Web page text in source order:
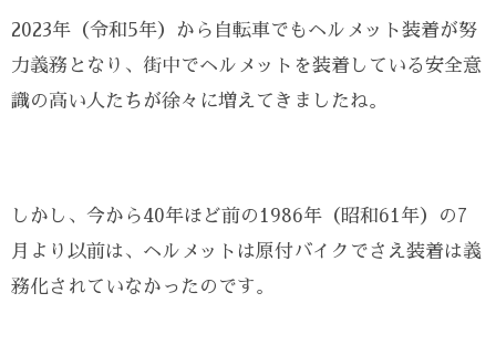
2023年（令和5年）から自転車でもヘルメット装着が努
力義務となり、街中でヘルメットを装着している安全意
識の高い人たちが徐々に増えてきましたね。
しかし、今から40年ほど前の1986年（昭和61年）の7
月より以前は、ヘルメットは原付バイクでさえ装着は義
務化されていなかったのです。